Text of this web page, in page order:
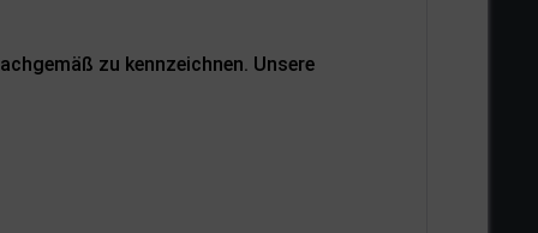
zu kennzeichnen. Unsere